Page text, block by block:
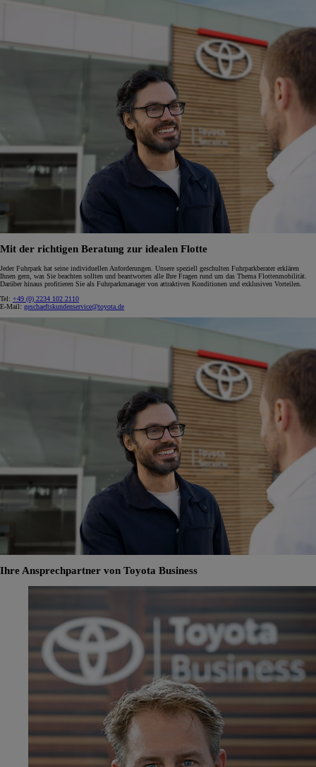
Mit der richtigen Beratung zur idealen Flotte
Jeder Fuhrpark hat seine individuellen Anforderungen. Unsere speziell geschulten Fuhrparkberater erklären
Ihnen gern, was Sie beachten sollten und beantworten alle Ihre Fragen rund um das Thema Flottenmobilität.
Darüber hinaus profitieren Sie als Fuhrparkmanager von attraktiven Konditionen und exklusiven Vorteilen.
Tel: +49 (0) 2234 102 2110
E-Mail: geschaeftskundenservice@toyota.de
Ihre Ansprechpartner von Toyota Business